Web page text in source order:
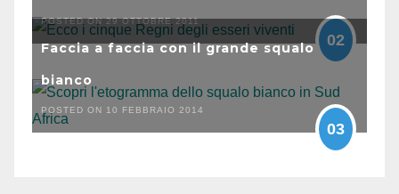
POSTED ON 29 OTTOBRE 2011
02
Faccia a faccia con il grande squalo
bianco
POSTED ON 10 FEBBRAIO 2014
03